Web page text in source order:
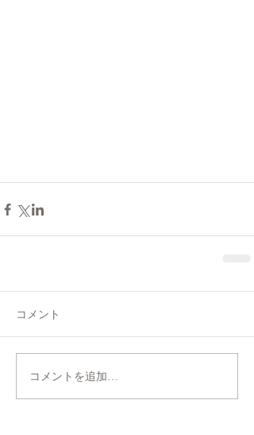
コメント
コメントを追加…